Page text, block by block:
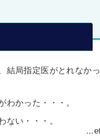
結局指定医がとれなかっ
わかった・・・。
ない・・・。